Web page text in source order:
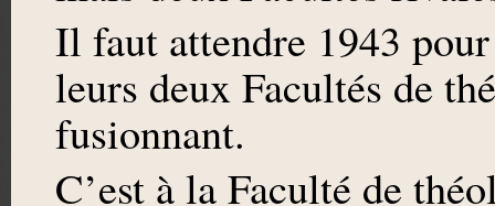
Il faut attendre 1943
leurs deux Facultés de
fusionnant.
C’est à la Faculté de